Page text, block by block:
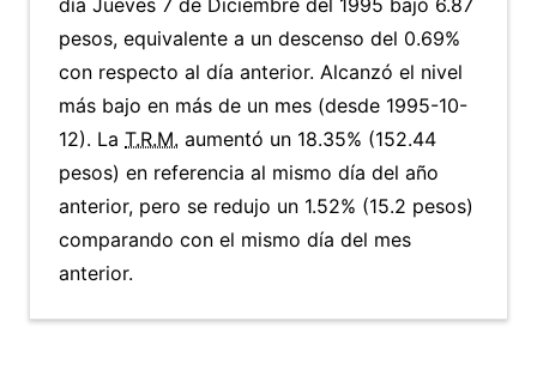
día Jueves 7 de Diciembre del 1995 bajó 6.87
pesos, equivalente a un descenso del 0.69%
con respecto al día anterior. Alcanzó el nivel
más bajo en más de un mes (desde 1995-10-
12). La T.R.M. aumentó un 18.35% (152.44
pesos) en referencia al mismo día del año
anterior, pero se redujo un 1.52% (15.2 pesos)
comparando con el mismo día del mes
anterior.